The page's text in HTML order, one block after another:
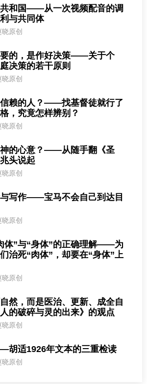
和国——从一次视频配音的调
与共同体
晓原创
要的，是作好决策——关于个
决策的若干原则
晓原创
赖的人？——找基督徒就行了
，究竟怎样辨别？
晓原创
神的心意？——从随手翻《圣
头说起
晓原创
写作——宝马不会自己到达目
晓原创
体”与“身体”的正确理解——为
治死“肉体”，却要在“身体”上
晓原创
然，而是医治、更新、成全自
的破碎与灵的出来》的观点
晓原创
胡适1926年文本的三重检读
晓原创